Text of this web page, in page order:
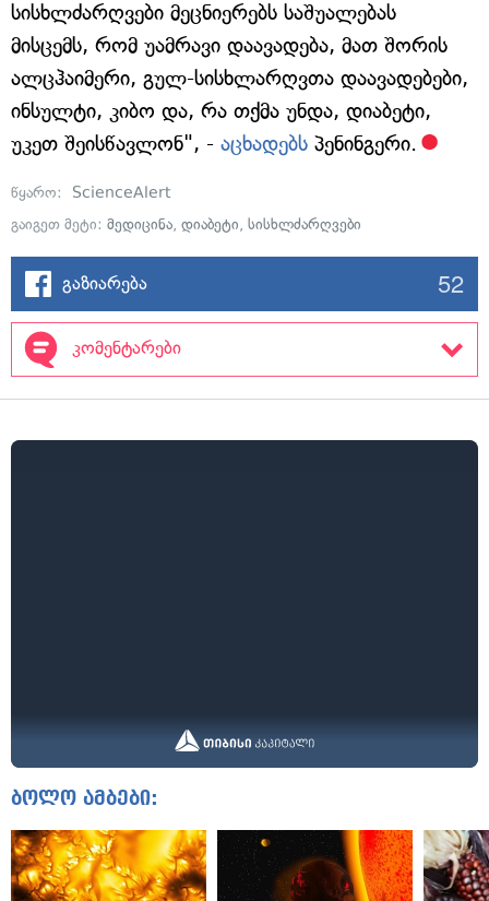
სისხლძარღვები მეცნიერებს საშუალებას
მისცემს, რომ უამრავი დაავადება, მათ შორის
ალცჰაიმერი, გულ-სისხლარღვთა დაავადებები,
ინსულტი, კიბო და, რა თქმა უნდა, დიაბეტი,
უკეთ შეისწავლონ", - აცხადებს პენინგერი.
წყარო: ScienceAlert
გაიგეთ მეტი: მედიცინა, დიაბეტი, სისხლძარღვები
გაზიარება 52
კომენტარები
ბოლო ამბები: